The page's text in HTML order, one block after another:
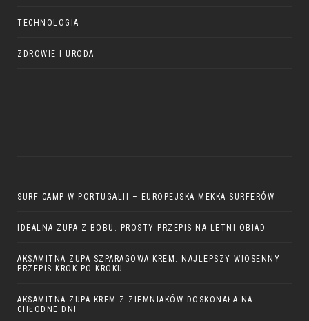
TECHNOLOGIA
ZDROWIE I URODA
SURF CAMP W PORTUGALII – EUROPEJSKA MEKKA SURFERÓW
IDEALNA ZUPA Z BOBU: PROSTY PRZEPIS NA LETNI OBIAD
AKSAMITNA ZUPA SZPARAGOWA KREM: NAJLEPSZY WIOSENNY
PRZEPIS KROK PO KROKU
AKSAMITNA ZUPA KREM Z ZIEMNIAKÓW DOSKONAŁA NA
CHŁODNE DNI